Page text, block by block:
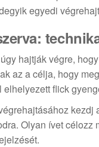
egyedi
hajtják végre,
az a célja, hogy
flick
Olyan ívet